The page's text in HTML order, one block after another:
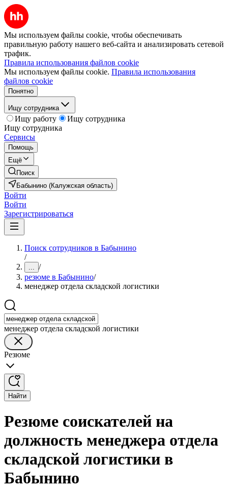
Мы используем файлы cookie, чтобы обеспечивать
правильную работу нашего веб-сайта и анализировать сетевой
трафик.
Правила использования файлов cookie
Мы используем файлы cookie. Правила использования
файлов cookie
Понятно
Ищу сотрудника
Ищу работу
Ищу сотрудника
Ищу сотрудника
Сервисы
Помощь
Ещё
Поиск
Бабынино (Калужская область)
Войти
Войти
Зарегистрироваться
Поиск сотрудников в Бабынино
/
... /
резюме в Бабынино/
менеджер отдела складской логистики
менеджер отдела складской логистики
Резюме
Найти
Резюме соискателей на
должность менеджера отдела
складской логистики в
Бабынино